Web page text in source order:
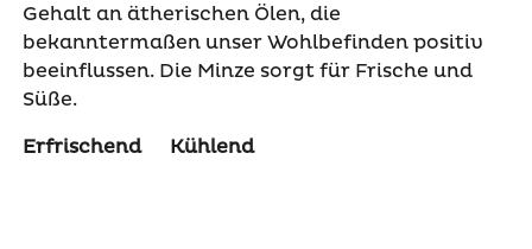
Gehalt an ätherischen Ölen, die
bekanntermaßen unser Wohlbefinden positiv
beeinflussen. Die Minze sorgt für Frische und
Süße.
Erfrischend
Kühlend